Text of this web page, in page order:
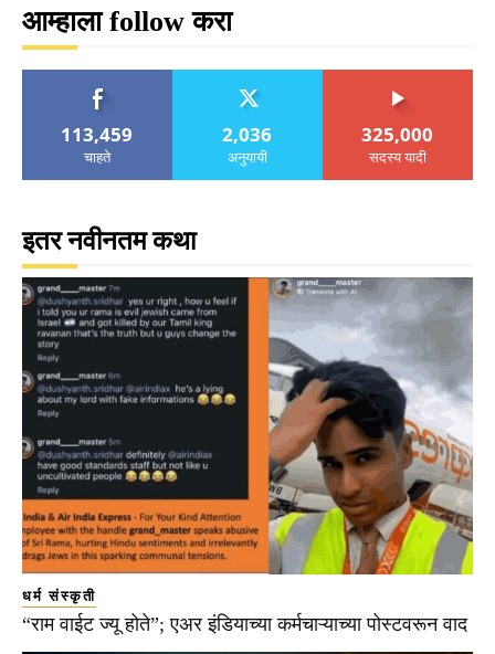
आम्हाला follow करा
113,459
चाहते
2,036
अनुयायी
325,000
सदस्य यादी
इतर नवीनतम कथा
धर्म संस्कृती
“राम वाईट ज्यू होते”; एअर इंडियाच्या कर्मचाऱ्याच्या पोस्टवरून वाद